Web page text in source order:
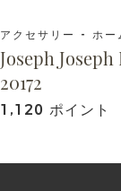
アクセサリー - ホー
Joseph
20172
1,120 ポイント